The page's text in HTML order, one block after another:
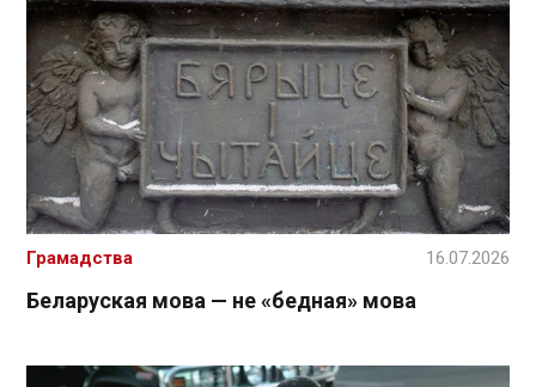
Беларуская мова — не «бедная» мова
Грамадства 16.07.2026